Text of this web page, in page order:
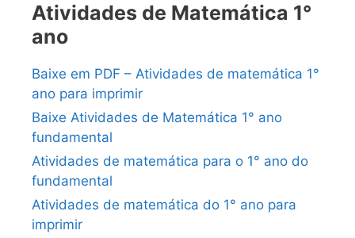
Atividades de Matemática 1°
ano
Baixe em PDF – Atividades de matemática 1°
ano para imprimir
Baixe Atividades de Matemática 1° ano
fundamental
Atividades de matemática para o 1° ano do
fundamental
Atividades de matemática do 1° ano para
imprimir